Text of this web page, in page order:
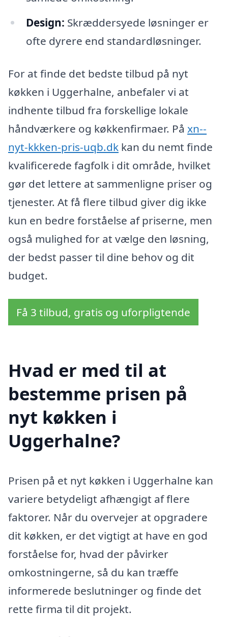
Design: Skræddersyede løsninger er
ofte dyrere end standardløsninger.
For at finde det bedste tilbud på nyt
køkken i Uggerhalne, anbefaler vi at
indhente tilbud fra forskellige lokale
håndværkere og køkkenfirmaer. På xn--
nyt-kkken-pris-uqb.dk kan du nemt finde
kvalificerede fagfolk i dit område, hvilket
gør det lettere at sammenligne priser og
tjenester. At få flere tilbud giver dig ikke
kun en bedre forståelse af priserne, men
også mulighed for at vælge den løsning,
der bedst passer til dine behov og dit
budget.
Få 3 tilbud, gratis og uforpligtende
Hvad er med til at
bestemme prisen på
nyt køkken i
Uggerhalne?
Prisen på et nyt køkken i Uggerhalne kan
variere betydeligt afhængigt af flere
faktorer. Når du overvejer at opgradere
dit køkken, er det vigtigt at have en god
forståelse for, hvad der påvirker
omkostningerne, så du kan træffe
informerede beslutninger og finde det
rette firma til dit projekt.